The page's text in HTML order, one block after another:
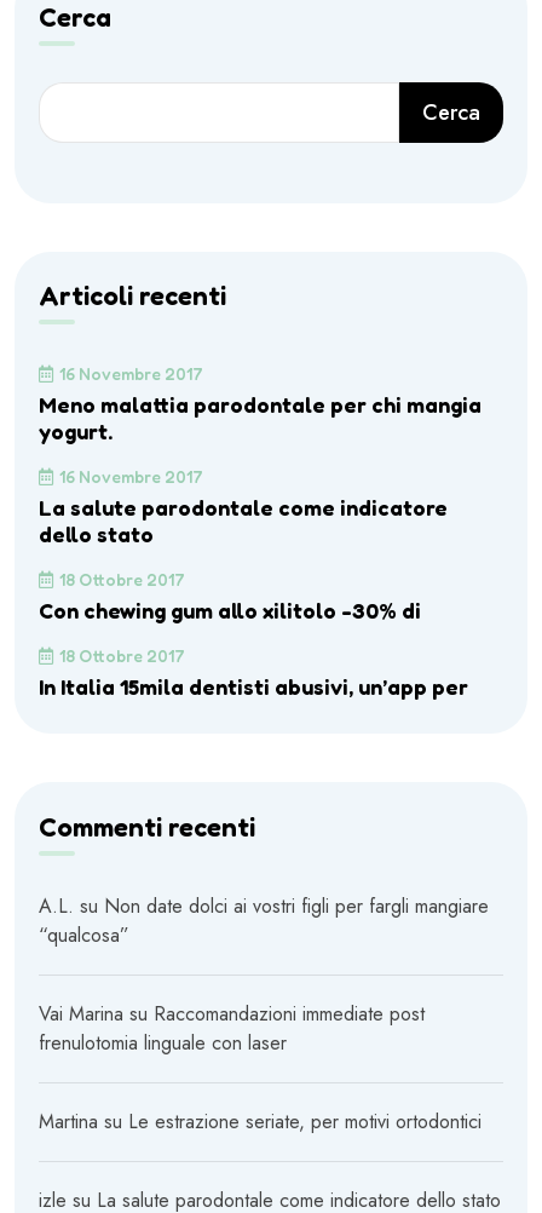
Cerca
Cerca
Articoli recenti
16 Novembre 2017
Meno malattia parodontale per chi mangia
yogurt.
16 Novembre 2017
La salute parodontale come indicatore
dello stato
18 Ottobre 2017
Con chewing gum allo xilitolo -30% di
18 Ottobre 2017
In Italia 15mila dentisti abusivi, un’app per
Commenti recenti
A.L. su Non date dolci ai vostri figli per fargli mangiare
“qualcosa”
Vai Marina su Raccomandazioni immediate post
frenulotomia linguale con laser
Martina su Le estrazione seriate, per motivi ortodontici
izle su La salute parodontale come indicatore dello stato